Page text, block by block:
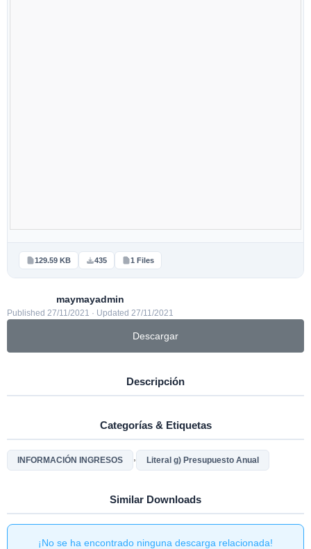
129.59 KB 435 1 Files
maymayadmin
Published 27/11/2021 · Updated 27/11/2021
Descargar
Descripción
Categorías & Etiquetas
INFORMACIÓN INGRESOS Literal g) Presupuesto Anual
Similar Downloads
¡No se ha encontrado ninguna descarga relacionada!